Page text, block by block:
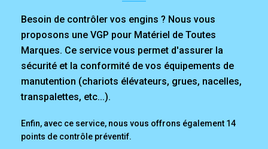
Besoin de contrôler vos engins ? Nous vous
proposons une VGP pour Matériel de Toutes
Marques. Ce service vous permet d'assurer la
sécurité et la conformité de vos équipements de
manutention (chariots élévateurs, grues, nacelles,
transpalettes, etc...).
Enfin, avec ce service, nous vous offrons également 14
points de contrôle préventif.